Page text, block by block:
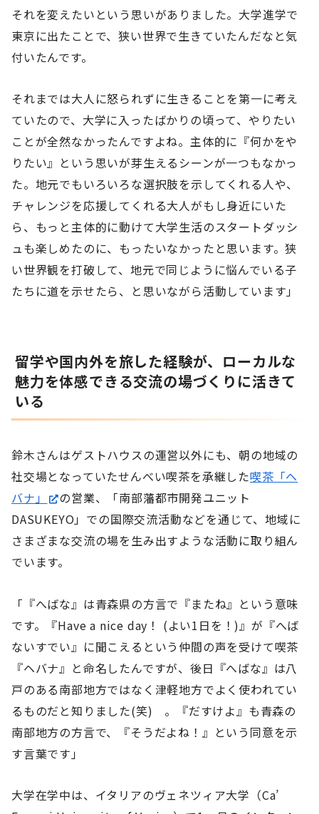
それを変えたいという思いがありました。大学進学で
東京に出たことで、狭い世界で生きていたんだなと気
付いたんです。
それまでは大人に怒られずに生きることを第一に考え
ていたので、大学に入ったばかりの頃って、やりたい
ことが全然なかったんですよね。主体的に『何かをや
りたい』という思いが芽生えるシーンが一つもなかっ
た。地元でもいろいろな選択肢を示してくれる人や、
チャレンジを応援してくれる大人がもし身近にいた
ら、もっと主体的に動けて大学生活のスタートダッシ
ュも楽しめたのに、もったいなかったと思います。狭
い世界観を打破して、地元で同じように悩んでいる子
たちに道を示せたら、と思いながら活動しています」
留学や国内外を旅した経験が、ローカルな
魅力を体感できる交流の場づくりに活きて
いる
鈴木さんはゲストハウスの運営以外にも、朝の地域の
社交場となっていたせんべい喫茶を承継した喫茶「ヘ
バナ」
の営業、「南部藩都市開発ユニット
DASUKEYO」での国際交流活動などを通じて、地域に
さまざまな交流の場を生み出すような活動に取り組ん
でいます。
「『へばな』は青森県の方言で『またね』という意味
です。『Have a nice day！ (よい1日を！)』が『へば
ないすでい』に聞こえるという仲間の声を受けて喫茶
『ヘバナ』と命名したんですが、後日『へばな』は八
戸のある南部地方ではなく津軽地方でよく使われてい
るものだと知りました(笑) 。『だすけよ』も青森の
南部地方の方言で、『そうだよね！』という同意を示
す言葉です」
大学在学中は、イタリアのヴェネツィア大学（Ca’